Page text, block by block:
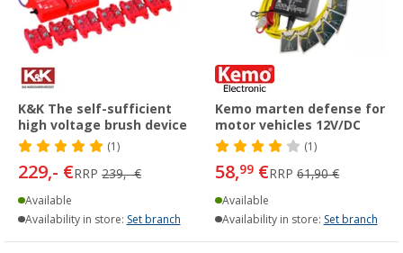
K&K The self-sufficient
high voltage brush device
(1)
229,- €RRP 239,- €
Available
Availability in store: Set branch
Kemo marten defense for
motor vehicles 12V/DC
(1)
58,99 €RRP 61,90 €
Available
Availability in store: Set branch